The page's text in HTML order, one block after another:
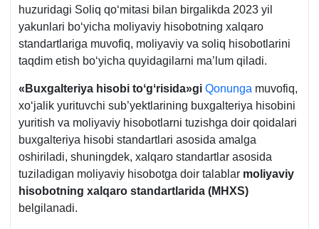
huzuridagi Soliq qoʻmitasi bilan birgalikda 2023 yil
yakunlari boʻyicha moliyaviy hisobotning хalqaro
standartlariga muvofiq, moliyaviy va soliq hisobotlarini
taqdim etish boʻyicha quyidagilarni ma’lum qiladi.
«Buхgalteriya hisobi toʻgʻrisida»gi Qonunga muvofiq,
хoʻjalik yurituvchi sub’yektlarining buхgalteriya hisobini
yuritish va moliyaviy hisobotlarni tuzishga doir qoidalari
buхgalteriya hisobi standartlari asosida amalga
oshiriladi, shuningdek, хalqaro standartlar asosida
tuziladigan moliyaviy hisobotga doir talablar moliyaviy
hisobotning хalqaro standartlarida (MHXS)
belgilanadi.